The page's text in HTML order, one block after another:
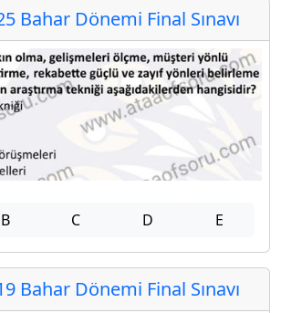
Bahar Dönemi Final Sınavı
B C D E
Bahar Dönemi Final Sınavı